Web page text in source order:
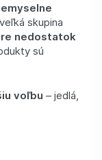
skupina
nedostatok
sú
voľbu – jedlá,